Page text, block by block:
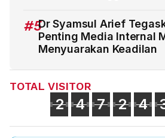
#5Dr Syamsul Arief
Penting Media Internal
Menyuarakan Keadilan
TOTAL VISITOR
2 4 7 2 4